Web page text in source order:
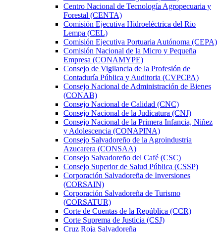
Centro Nacional de Tecnología Agropecuaria y
Forestal (CENTA)
Comisión Ejecutiva Hidroeléctrica del Rio
Lempa (CEL)
Comisión Ejecutiva Portuaria Autónoma (CEPA)
Comisión Nacional de la Micro y Pequeña
Empresa (CONAMYPE)
Consejo de Vigilancia de la Profesión de
Contaduría Pública y Auditoria (CVPCPA)
Consejo Nacional de Administración de Bienes
(CONAB)
Consejo Nacional de Calidad (CNC)
Consejo Nacional de la Judicatura (CNJ)
Consejo Nacional de la Primera Infancia, Niñez
y Adolescencia (CONAPINA)
Consejo Salvadoreño de la Agroindustria
Azucarera (CONSAA)
Consejo Salvadoreño del Café (CSC)
Consejo Superior de Salud Pública (CSSP)
Corporación Salvadoreña de Inversiones
(CORSAIN)
Corporación Salvadoreña de Turismo
(CORSATUR)
Corte de Cuentas de la República (CCR)
Corte Suprema de Justicia (CSJ)
Cruz Roja Salvadoreña